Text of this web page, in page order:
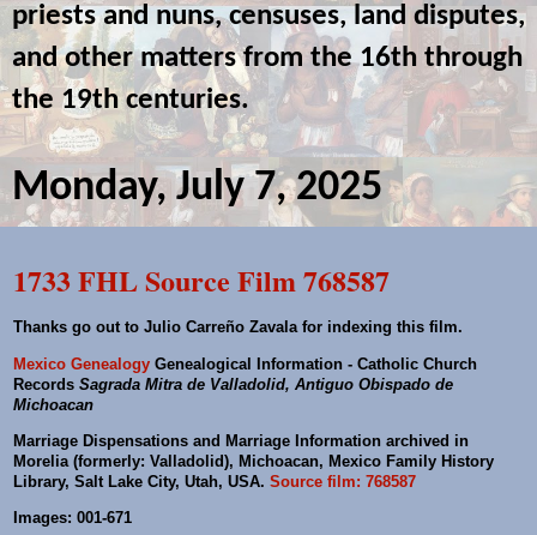
priests and nuns, censuses, land disputes,
and other matters from the 16th through
the 19th centuries.
Monday, July 7, 2025
1733 FHL Source Film 768587
Thanks go out to Julio Carreño Zavala for indexing this film.
Mexico Genealogy Genealogical Information - Catholic Church
Records Sagrada Mitra de Valladolid, Antiguo Obispado de
Michoacan
Marriage Dispensations and Marriage Information archived in
Morelia (formerly: Valladolid), Michoacan, Mexico Family History
Library, Salt Lake City, Utah, USA. Source film: 768587
Images: 001-671